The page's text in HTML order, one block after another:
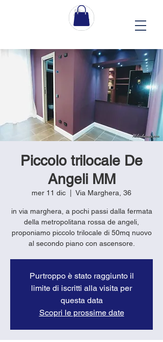
Piccolo trilocale De
Angeli MM
mer 11 dic Via Marghera, 36
in via marghera, a pochi passi dalla fermata
della metropolitana rossa de angeli,
proponiamo piccolo trilocale di 50mq nuovo
al secondo piano con ascensore.
Purtroppo è stato raggiunto il
limite di iscritti alla visita per
questa data
Scopri le prossime date